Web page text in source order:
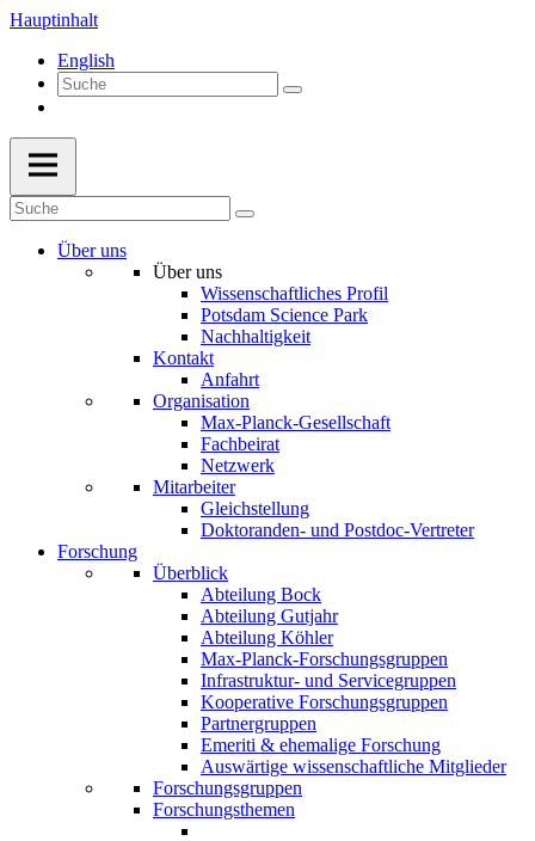
Hauptinhalt
English
Über uns
Über uns
Wissenschaftliches Profil
Potsdam Science Park
Nachhaltigkeit
Kontakt
Anfahrt
Organisation
Max-Planck-Gesellschaft
Fachbeirat
Netzwerk
Mitarbeiter
Gleichstellung
Doktoranden- und Postdoc-Vertreter
Forschung
Überblick
Abteilung Bock
Abteilung Gutjahr
Abteilung Köhler
Max-Planck-Forschungsgruppen
Infrastruktur- und Servicegruppen
Kooperative Forschungsgruppen
Partnergruppen
Emeriti & ehemalige Forschung
Auswärtige wissenschaftliche Mitglieder
Forschungsgruppen
Forschungsthemen